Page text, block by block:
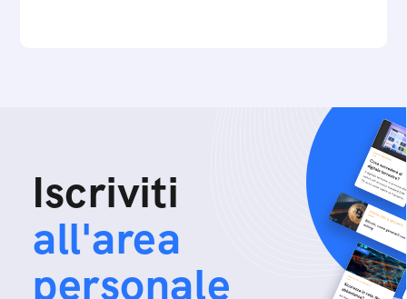
Iscriviti
all'area
personale